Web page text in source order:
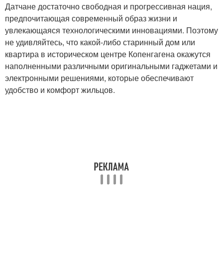
Датчане достаточно свободная и прогрессивная нация,
предпочитающая современный образ жизни и
увлекающаяся технологическими инновациями. Поэтому
не удивляйтесь, что какой-либо старинный дом или
квартира в историческом центре Копенгагена окажутся
наполненными различными оригинальными гаджетами и
электронными решениями, которые обеспечивают
удобство и комфорт жильцов.